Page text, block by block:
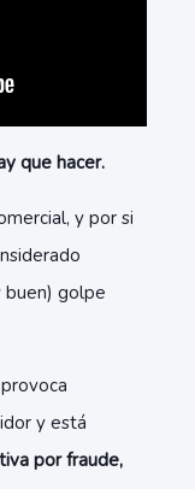
que hacer.
y por si
buen) golpe
y está
por fraude,